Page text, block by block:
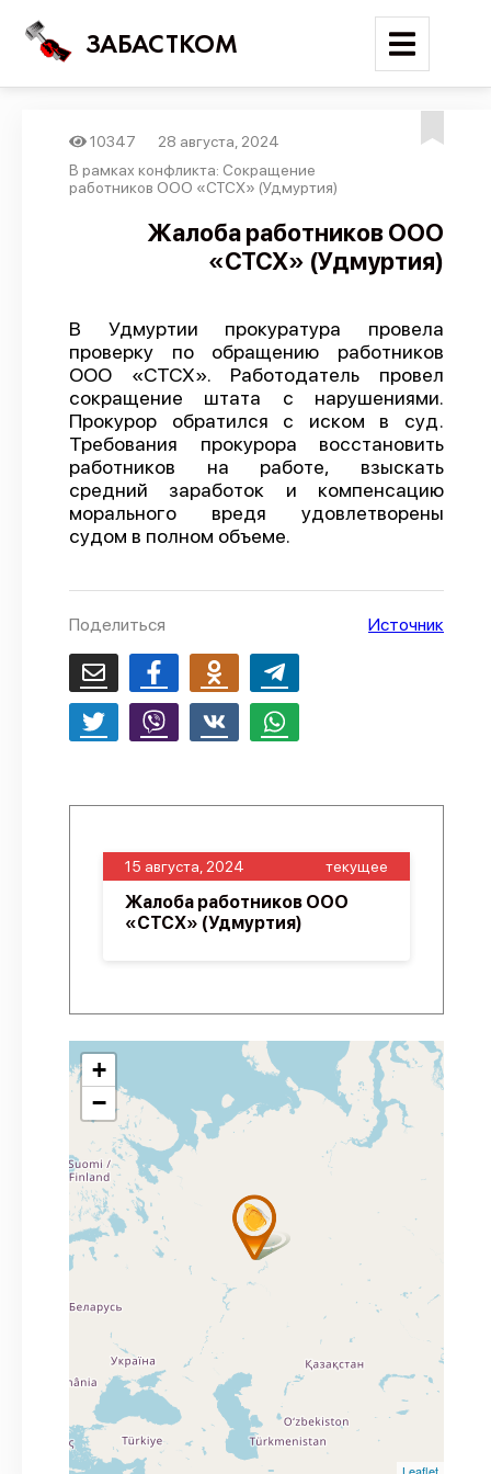
ЗАБАСТКОМ
Войти
Поиск
Новости
Трудовые конфликты
Отчеты
Предложить публикацию
Справочник
API
О проекте
10347
28 августа, 2024
В рамках конфликта: Сокращение
работников ООО «СТСХ» (Удмуртия)
Жалоба работников ООО
«СТСХ» (Удмуртия)
В Удмуртии прокуратура провела
проверку по обращению работников
ООО «СТСХ». Работодатель провел
сокращение штата с нарушениями.
Прокурор обратился с иском в суд.
Требования прокурора восстановить
работников на работе, взыскать
средний заработок и компенсацию
морального вредя удовлетворены
судом в полном объеме.
Поделиться Источник
15 августа, 2024 текущее
Жалоба работников ООО
«СТСХ» (Удмуртия)
+
−